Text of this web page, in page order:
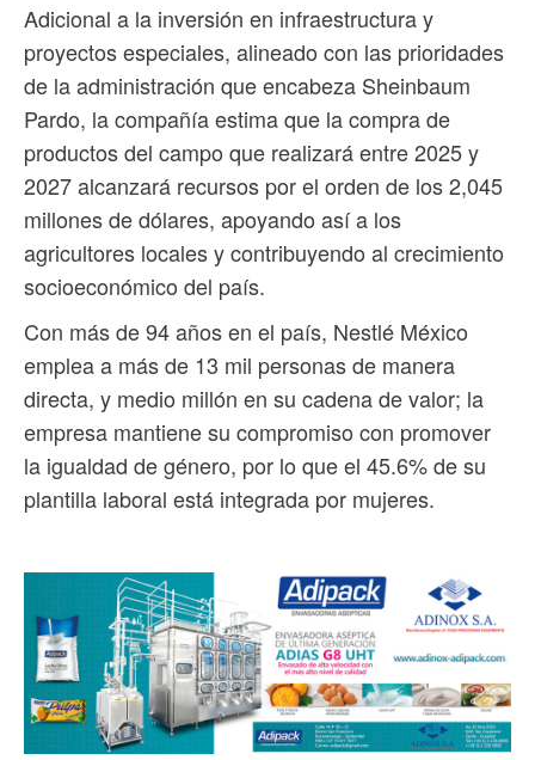
Adicional a la inversión en infraestructura y
proyectos especiales, alineado con las prioridades
de la administración que encabeza Sheinbaum
Pardo, la compañía estima que la compra de
productos del campo que realizará entre 2025 y
2027 alcanzará recursos por el orden de los 2,045
millones de dólares, apoyando así a los
agricultores locales y contribuyendo al crecimiento
socioeconómico del país.
Con más de 94 años en el país, Nestlé México
emplea a más de 13 mil personas de manera
directa, y medio millón en su cadena de valor; la
empresa mantiene su compromiso con promover
la igualdad de género, por lo que el 45.6% de su
plantilla laboral está integrada por mujeres.